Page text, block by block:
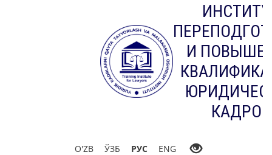
И
КАДРОВ
O'ZB ЎЗБ РУС ENG